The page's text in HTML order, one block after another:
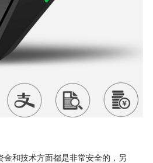
金和技术方面都是非常安全的，另